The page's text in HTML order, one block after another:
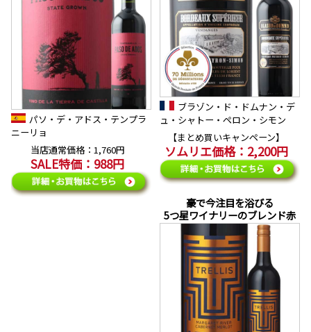
パソ・デ・アドス・テンプラ
ニーリョ
当店通常価格：1,760円
SALE特価：988円
ブラゾン・ド・ドムナン・デ
ュ・シャトー・ペロン・シモン
【まとめ買いキャンペーン】
ソムリエ価格：2,200円
豪で今注目を浴びる
5つ星ワイナリーのブレンド赤